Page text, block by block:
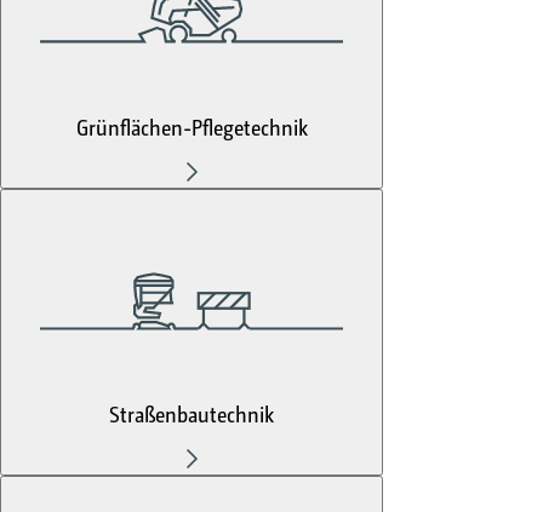
Grünflächen-Pflegetechnik
Straßenbautechnik